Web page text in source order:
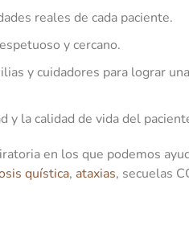
reales de cada paciente.
y cercano.
y cuidadores para lograr una
y la calidad de vida del
en los que podemos
quística, ataxias, secuelas